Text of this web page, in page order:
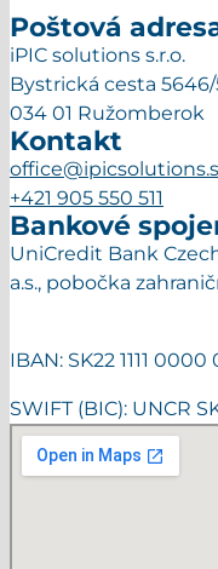
Poštová
iPIC solutions s.r.o.
Bystrická cesta
034 01 Ružomberok
Kontakt
+421 905 550 511
Bankové
UniCredit Bank
a.s., pobočka
IBAN: SK22 1111
SWIFT (BIC): UNCR